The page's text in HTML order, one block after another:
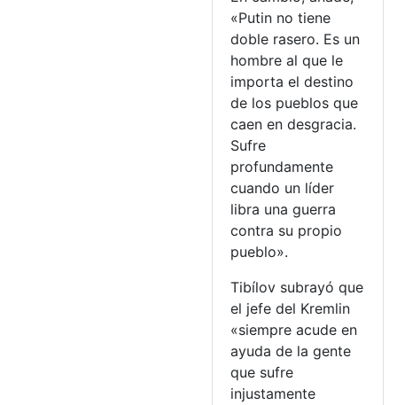
«Putin no tiene
doble rasero. Es un
hombre al que le
importa el destino
de los pueblos que
caen en desgracia.
Sufre
profundamente
cuando un líder
libra una guerra
contra su propio
pueblo».
Tibílov subrayó que
el jefe del Kremlin
«siempre acude en
ayuda de la gente
que sufre
injustamente